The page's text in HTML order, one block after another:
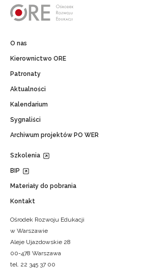
O nas
Kierownictwo ORE
Patronaty
Aktualności
Kalendarium
Sygnaliści
Archiwum projektów PO WER
Szkolenia
BIP
Materiały do pobrania
Kontakt
Ośrodek Rozwoju Edukacji
w Warszawie
Aleje Ujazdowskie 28
00-478 Warszawa
tel. 22 345 37 00